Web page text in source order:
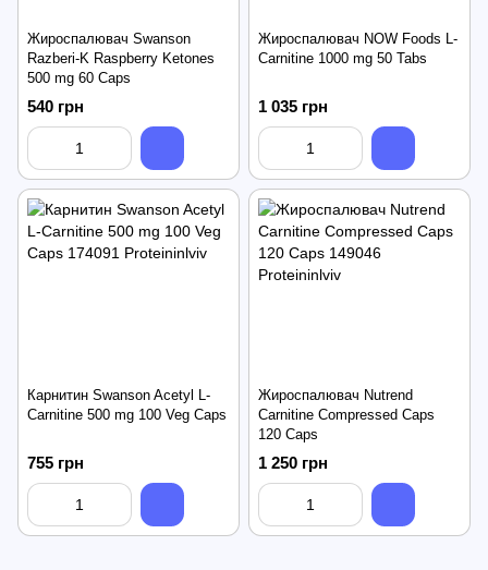
Жироспалювач Swanson
Razberi-K Raspberry Ketones
500 mg 60 Caps
540 грн
Жироспалювач NOW Foods L-
Carnitine 1000 mg 50 Tabs
1 035 грн
Карнитин Swanson Acetyl L-
Carnitine 500 mg 100 Veg Caps
755 грн
Жироспалювач Nutrend
Carnitine Compressed Caps
120 Caps
1 250 грн